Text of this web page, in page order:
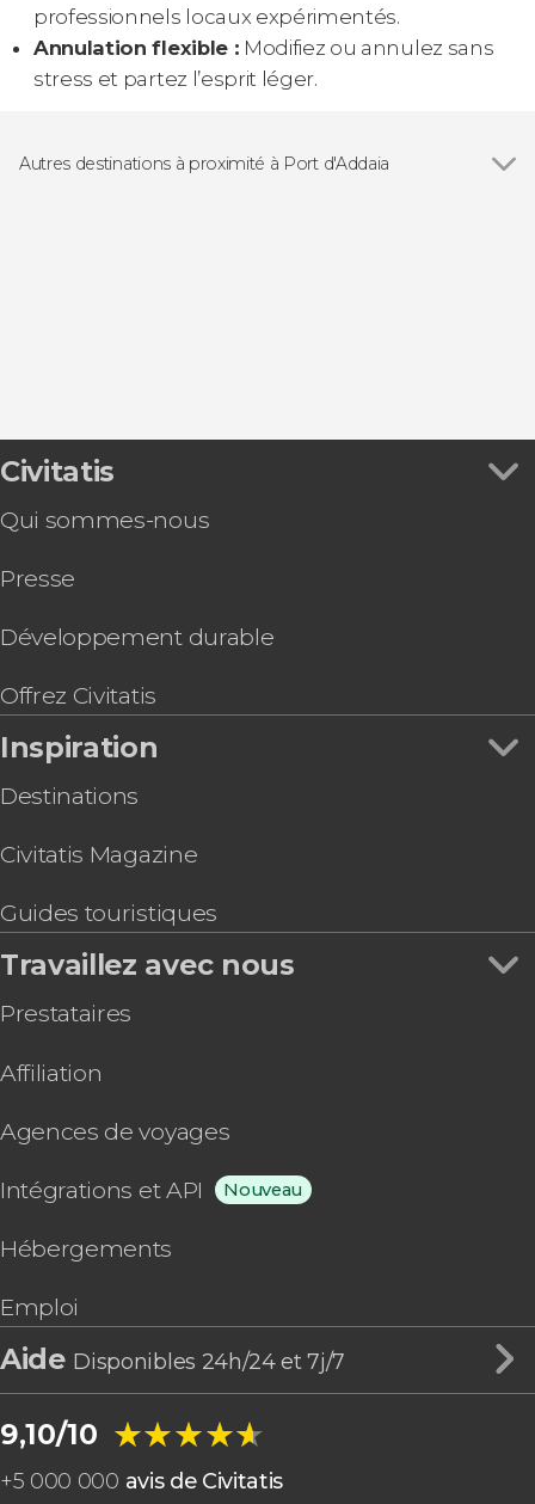
professionnels locaux expérimentés.
Annulation flexible : Modifiez ou annulez sans
stress et partez l’esprit léger.
Autres destinations à proximité à Port d'Addaia
Civitatis
Qui sommes-nous
Presse
Développement durable
Offrez Civitatis
Inspiration
Destinations
Civitatis Magazine
Guides touristiques
Travaillez avec nous
Prestataires
Affiliation
Agences de voyages
Intégrations et API Nouveau
Hébergements
Emploi
Aide Disponibles 24h/24 et 7j/7
9,10/10 ★★★★★
★★★★★
+5 000 000 avis de Civitatis